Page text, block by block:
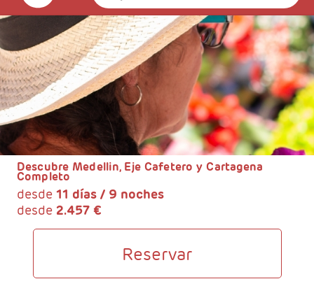
Descubre Medellin, Eje Cafetero y Cartagena
Completo
desde 11 días / 9 noches
desde 2.457 €
Reservar